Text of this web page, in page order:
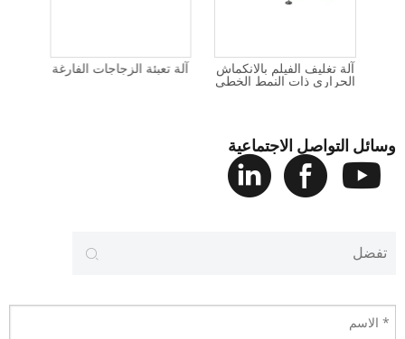
آلة تغليف الفيلم بالانكماش
الحراري ذات النمط الخطي
آلة تعبئة الزجاجات الفارغة
وسائل التواصل الاجتماعية